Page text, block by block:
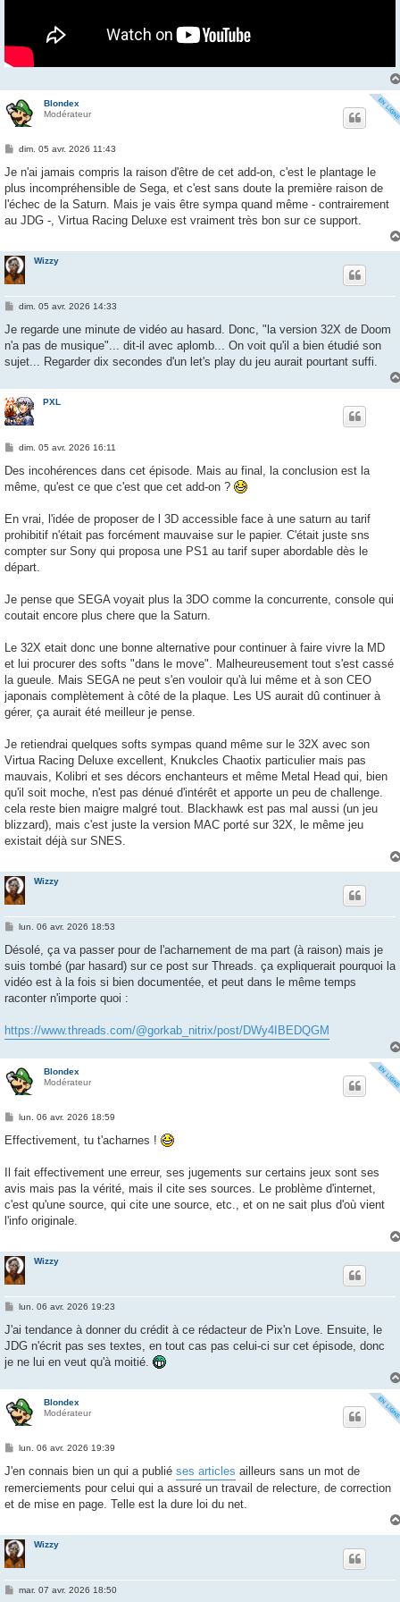
Blondex
Modérateur
M
s
a
g
dim. 05 avr. 2026 11:43
Je n'ai jamais compris la raison d'être de cet add-on, c'est le plantage le
plus incompréhensible de Sega, et c'est sans doute la première raison de
l'échec de la Saturn. Mais je vais être sympa quand même - contrairement
au JDG -, Virtua Racing Deluxe est vraiment très bon sur ce support.
Wizzy
M
s
a
g
e
dim. 05 avr. 2026 14:33
Je regarde une minute de vidéo au hasard. Donc, "la version 32X de Doom
n'a pas de musique"... dit-il avec aplomb... On voit qu'il a bien étudié son
sujet... Regarder dix secondes d'un let's play du jeu aurait pourtant suffi.
PXL
M
s
a
dim. 05 avr. 2026 16:11
Des incohérences dans cet épisode. Mais au final, la conclusion est la
même, qu'est ce que c'est que cet add-on ?
En vrai, l'idée de proposer de l 3D accessible face à une saturn au tarif
prohibitif n'était pas forcément mauvaise sur le papier. C'était juste sns
compter sur Sony qui proposa une PS1 au tarif super abordable dès le
départ.
Je pense que SEGA voyait plus la 3DO comme la concurrente, console qui
coutait encore plus chere que la Saturn.
Le 32X etait donc une bonne alternative pour continuer à faire vivre la MD
et lui procurer des softs "dans le move". Malheureusement tout s'est cassé
la gueule. Mais SEGA ne peut s'en vouloir qu'à lui même et à son CEO
japonais complètement à côté de la plaque. Les US aurait dû continuer à
gérer, ça aurait été meilleur je pense.
Je retiendrai quelques softs sympas quand même sur le 32X avec son
Virtua Racing Deluxe excellent, Knukcles Chaotix particulier mais pas
mauvais, Kolibri et ses décors enchanteurs et même Metal Head qui, bien
qu'il soit moche, n'est pas dénué d'intérêt et apporte un peu de challenge.
cela reste bien maigre malgré tout. Blackhawk est pas mal aussi (un jeu
blizzard), mais c'est juste la version MAC porté sur 32X, le même jeu
existait déjà sur SNES.
Wizzy
M
s
a
g
lun. 06 avr. 2026 18:53
Désolé, ça va passer pour de l'acharnement de ma part (à raison) mais je
suis tombé (par hasard) sur ce post sur Threads. ça expliquerait pourquoi la
vidéo est à la fois si bien documentée, et peut dans le même temps
raconter n'importe quoi :
https://www.threads.com/@gorkab_nitrix/post/DWy4IBEDQGM
Blondex
Modérateur
M
s
g
lun. 06 avr. 2026 18:59
Effectivement, tu t'acharnes !
Il fait effectivement une erreur, ses jugements sur certains jeux sont ses
avis mais pas la vérité, mais il cite ses sources. Le problème d'internet,
c'est qu'une source, qui cite une source, etc., et on ne sait plus d'où vient
l'info originale.
Wizzy
M
s
a
g
lun. 06 avr. 2026 19:23
J'ai tendance à donner du crédit à ce rédacteur de Pix'n Love. Ensuite, le
JDG n'écrit pas ses textes, en tout cas pas celui-ci sur cet épisode, donc
je ne lui en veut qu'à moitié.
Blondex
Modérateur
M
s
a
g
lun. 06 avr. 2026 19:39
J'en connais bien un qui a publié ses articles ailleurs sans un mot de
remerciements pour celui qui a assuré un travail de relecture, de correction
et de mise en page. Telle est la dure loi du net.
Wizzy
Mmar. 07 avr. 2026 18:50